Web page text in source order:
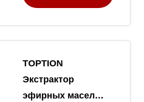
TOPTION
Экстрактор
эфирных масел